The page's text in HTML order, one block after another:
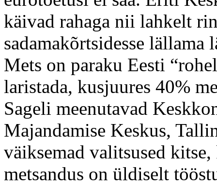
käivad rahaga nii lahkelt
sadamakõrtsidesse
Mets on paraku Eesti
laristada, kusjuures 40%
Sageli meenutavad
Majandamise Keskus,
väiksemad valitsused
metsandus on üldiselt